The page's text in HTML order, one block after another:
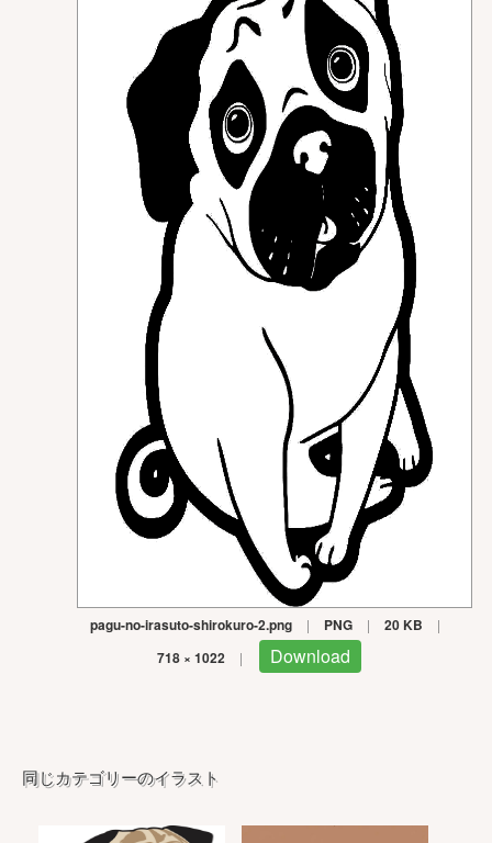
pagu-no-irasuto-shirokuro-2.png | PNG | 20 KB |
718 × 1022 | Download
同じカテゴリーのイラスト